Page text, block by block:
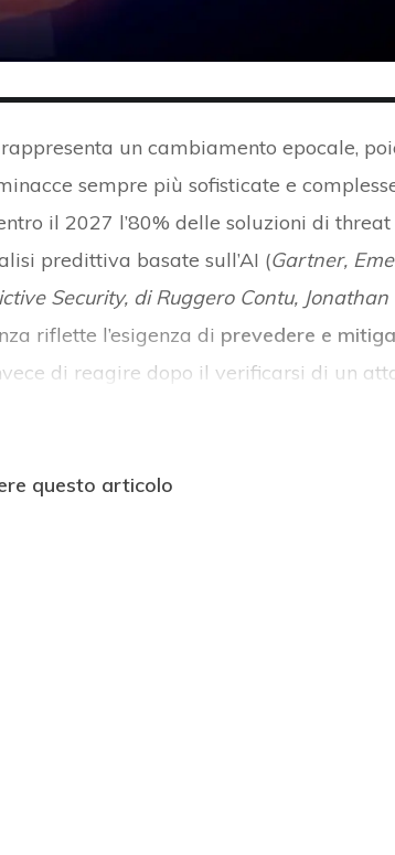
un cambiamento epocale,
sempre più sofisticate e
il 2027 l’80% delle soluzioni di threat
predittiva basate sull’AI (Gartner,
Security, di Ruggero Contu, Jonathan
riflette l’esigenza di prevedere e
di reagire dopo il verificarsi di un
questo articolo